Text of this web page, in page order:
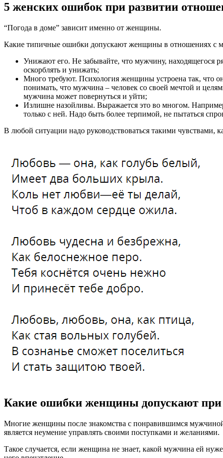
5 женских ошибок при развитии
“Погода в доме” зависит именно от женщины.
Какие типичные ошибки допускают женщины в отношениях с
Унижают его. Не забывайте, что мужчину, находящегося
оскорблять и унижать;
Много требуют. Психология женщины устроена так, что
понимать, что мужчина – человек со своей мечтой и
мужчина может повернуться и уйти;
Излишне назойливы. Выражается это во многом.
только с ней. Надо быть более терпимой, не пытаться
В любой ситуации надо руководствоваться такими
Какие ошибки женщины допускают при
Многие женщины после знакомства с понравившимся мужчиной
является неумение управлять своими поступками и желаниями.
Такое случается, если женщина не знает, какой мужчина ей